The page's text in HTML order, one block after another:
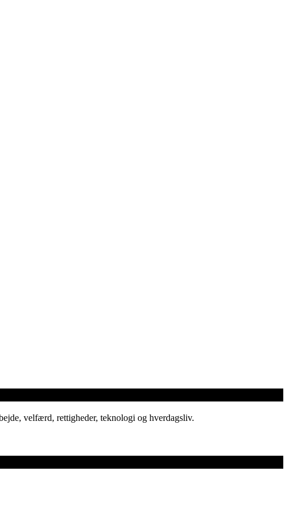
velfærd, rettigheder, teknologi og hverdagsliv.